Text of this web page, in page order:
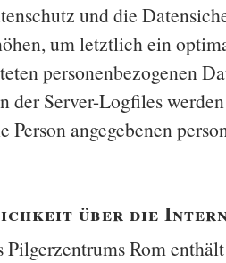
und die
um letztlich ein
personenbezogenen
der Server-Logfiles
Person angegebenen
über die
Pilgerzentrums Rom